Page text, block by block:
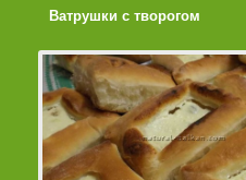
Ватрушки с творогом